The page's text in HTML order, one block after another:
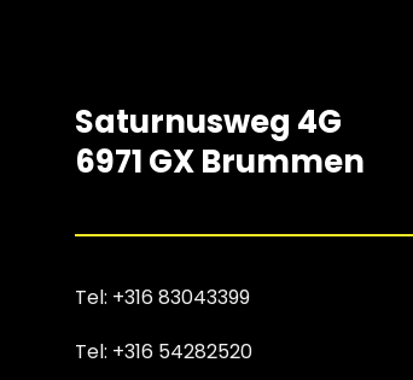
Saturnusweg 4G
6971 GX Brummen
Tel: +316 83043399
Tel: +316 54282520